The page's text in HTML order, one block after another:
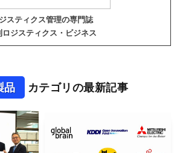
スティクス管理の専門誌
ロジスティクス・ビジネス
品 カテゴリの最新記事